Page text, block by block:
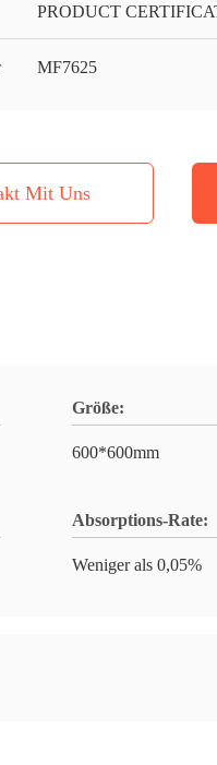
PRODUCT
MF7625
Mit Uns
Größe:
600*600mm
Absorptions-Rate:
Weniger als 0,05%